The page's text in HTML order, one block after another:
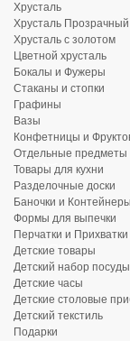
Хрусталь
Хрусталь Прозрачный
Хрусталь с золотом
Цветной хрусталь
Бокалы и Фужеры
Стаканы и стопки
Графины
Вазы
Конфетницы и
Отдельные предметы
Товары для кухни
Разделочные доски
Баночки и Контейнеры
Формы для выпечки
Перчатки и Прихватки
Детские товары
Детский набор посуды
Детские часы
Детские столовые
Детский текстиль
Подарки